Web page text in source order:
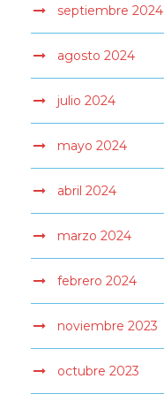
septiembre 2024
agosto 2024
julio 2024
mayo 2024
abril 2024
marzo 2024
febrero 2024
noviembre 2023
octubre 2023